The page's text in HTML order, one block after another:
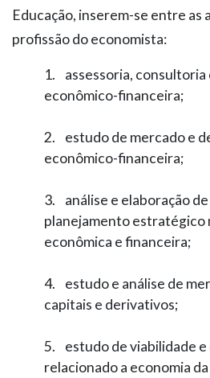
Educação, inserem­-se entre as
profissão do economista:
1. assessoria, consultoria
econômico-­financeira;
2. estudo de mercado e
econômico­-financeira;
3. análise e elaboração
planejamento estratégico
econômica e financeira;
4. estudo e análise de
capitais e derivativos;
5. estudo de viabilidade e
relacionado a economia